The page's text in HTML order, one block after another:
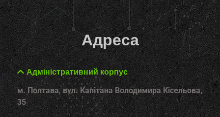
Адреса
Адміністративний корпус
м. Полтава, вул. Капітана Володимира Кісельова,
35